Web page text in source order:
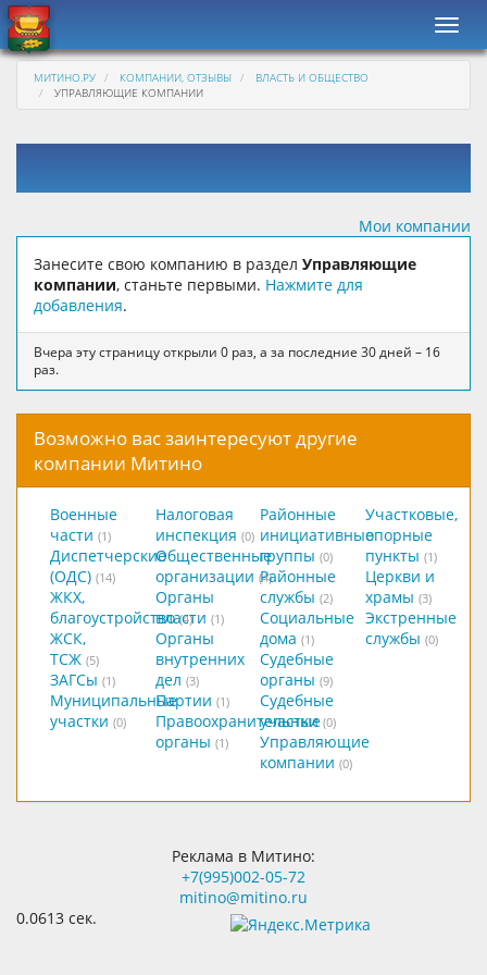
МИТИНО.РУ КОМПАНИИ, ОТЗЫВЫ
ВЛАСТЬ И ОБЩЕСТВО
УПРАВЛЯЮЩИЕ КОМПАНИИ
Мои компании
Занесите свою компанию в раздел Управляющие
компании, станьте первыми. Нажмите для
добавления.
Вчера эту страницу открыли 0 раз, а за последние 30 дней – 16
раз.
Возможно вас заинтересуют другие
компании Митино
Военные
части (1)
Диспетчерские
(ОДС) (14)
ЖКХ,
благоустройство (4)
ЖСК,
ТСЖ (5)
ЗАГСы (1)
Муниципальные
участки (0)
Налоговая
инспекция (0)
Общественные
организации (4)
Органы
власти (1)
Органы
внутренних
дел (3)
Партии (1)
Правоохранительные
органы (1)
Районные
инициативные
группы (0)
Районные
службы (2)
Социальные
дома (1)
Судебные
органы (9)
Судебные
участки (0)
Управляющие
компании (0)
Участковые,
опорные
пункты (1)
Церкви и
храмы (3)
Экстренные
службы (0)
Реклама в Митино:
+7(995)002-05-72
mitino@mitino.ru
0.0613 сек.